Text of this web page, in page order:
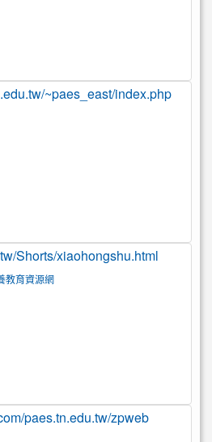
教育資源網